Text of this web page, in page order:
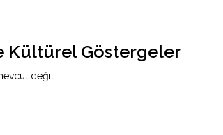
Kültürel Göstergeler
değil